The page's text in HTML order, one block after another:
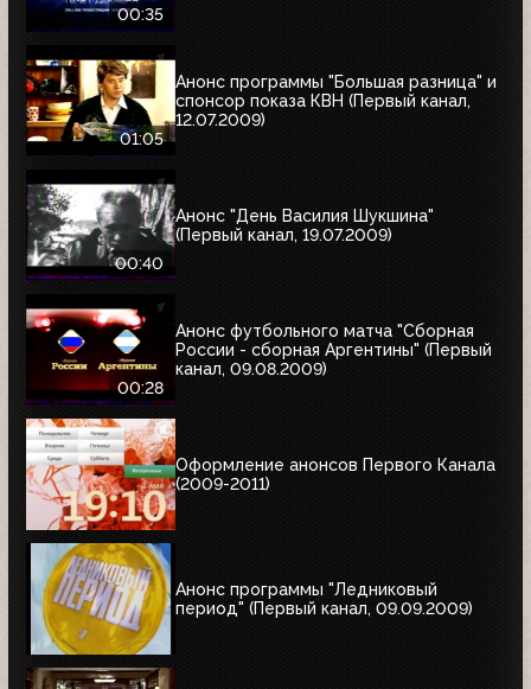
00:35
01:05
Анонс программы "Большая разница" и
спонсор показа КВН (Первый канал,
12.07.2009)
00:40
Анонс "День Василия Шукшина"
(Первый канал, 19.07.2009)
00:28
Анонс футбольного матча "Сборная
России - сборная Аргентины" (Первый
канал, 09.08.2009)
Оформление анонсов Первого Канала
(2009-2011)
Анонс программы "Ледниковый
период" (Первый канал, 09.09.2009)